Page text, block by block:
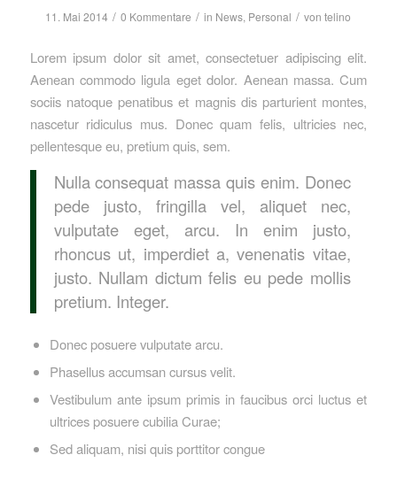
11. Mai 2014 / 0 Kommentare / in News, Personal / vontelino
Lorem ipsum dolor sit amet, consectetuer adipiscing elit.
Aenean commodo ligula eget dolor. Aenean massa. Cum
sociis natoque penatibus et magnis dis parturient montes,
nascetur ridiculus mus. Donec quam felis, ultricies nec,
pellentesque eu, pretium quis, sem.
Nulla consequat massa quis enim. Donec
pede justo, fringilla vel, aliquet nec,
vulputate eget, arcu. In enim justo,
rhoncus ut, imperdiet a, venenatis vitae,
justo. Nullam dictum felis eu pede mollis
pretium. Integer.
Donec posuere vulputate arcu.
Phasellus accumsan cursus velit.
Vestibulum ante ipsum primis in faucibus orci luctus et
ultrices posuere cubilia Curae;
Sed aliquam, nisi quis porttitor congue